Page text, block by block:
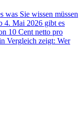
was Sie wissen müssen
4. Mai 2026 gibt es
10 Cent netto pro
Vergleich zeigt: Wer